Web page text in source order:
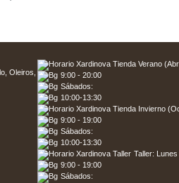
Oleiros,
9:00 - 20:00
Sábados:
10:00-13:30
9:00 - 19:00
Sábados:
10:00-13:30
Taller:
9:00 - 19:00
Sábados: